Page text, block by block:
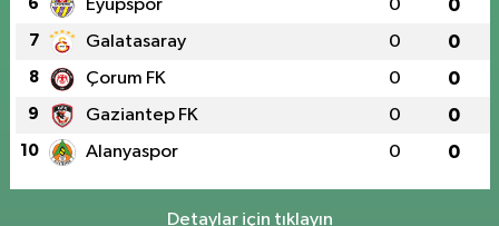
6 Eyüpspor 0 0
7 Galatasaray 0 0
8 Çorum FK 0 0
9 Gaziantep FK 0 0
10 Alanyaspor 0 0
Detaylar için tıklayın